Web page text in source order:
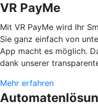
VR PayMe
Mit VR PayMe wird Ihr
Sie ganz einfach von
App macht es möglich.
dank unserer
Mehr erfahren